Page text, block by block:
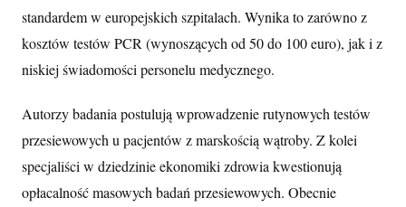
standardem w europejskich szpitalach. Wynika to zarówno z
kosztów testów PCR (wynoszących od 50 do 100 euro), jak i z
niskiej świadomości personelu medycznego.
Autorzy badania postulują wprowadzenie rutynowych testów
przesiewowych u pacjentów z marskością wątroby. Z kolei
specjaliści w dziedzinie ekonomiki zdrowia kwestionują
opłacalność masowych badań przesiewowych. Obecnie